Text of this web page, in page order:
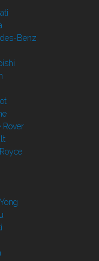
Benz
Rover